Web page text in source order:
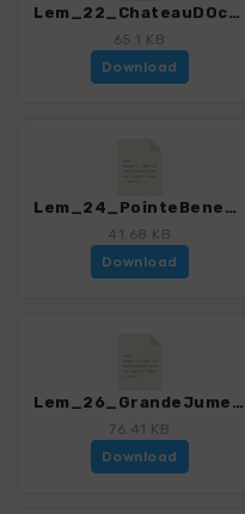
Lem_22_ChateauDOche.gpx
65.1 KB
Download
Lem_24_PointeBenevent.gpx
41.68 KB
Download
Lem_26_GrandeJumelle.gpx
76.41 KB
Download